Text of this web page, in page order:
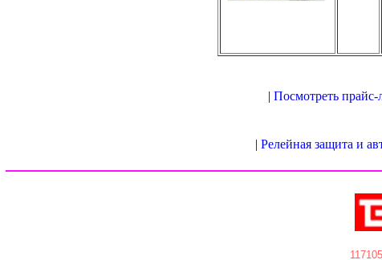
| Посмотреть прайс-
| Релейная защита и